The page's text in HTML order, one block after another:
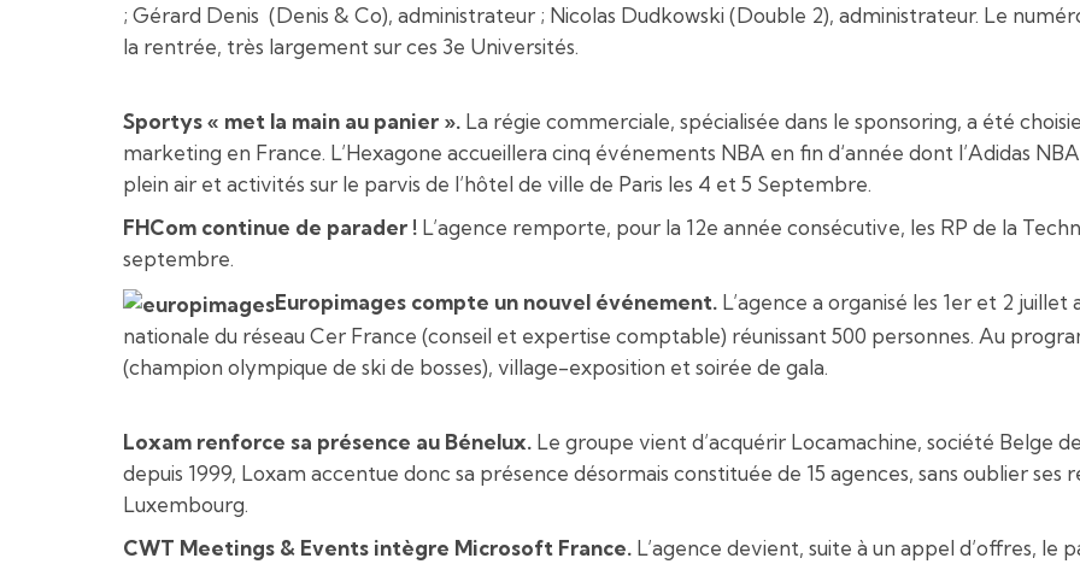
; Gérard Denis (Denis & Co), administrateur ; Nicolas Dudkowski (Double 2), administrateur. Le
la rentrée, très largement sur ces 3e Universités.
Sportys « met la main au panier ». La régie commerciale, spécialisée dans le sponsoring, a été
marketing en France. L’Hexagone accueillera cinq événements NBA en fin d‘année dont l’Adidas
plein air et activités sur le parvis de l’hôtel de ville de Paris les 4 et 5 Septembre.
FHCom continue de parader ! L’agence remporte, pour la 12e année consécutive, les RP de la
septembre.
Europimages compte un nouvel événement. L’agence a organisé les 1er et 2
nationale du réseau Cer France (conseil et expertise comptable) réunissant 500 personnes. Au
(champion olympique de ski de bosses), village-exposition et soirée de gala.
Loxam renforce sa présence au Bénelux. Le groupe vient d’acquérir Locamachine, société Belge
depuis 1999, Loxam accentue donc sa présence désormais constituée de 15 agences, sans oublier ses
Luxembourg.
CWT Meetings & Events intègre Microsoft France. L’agence devient, suite à un appel d’offres,